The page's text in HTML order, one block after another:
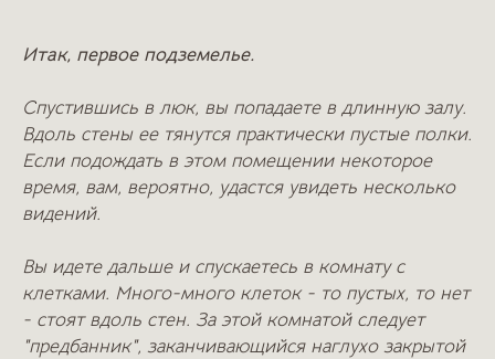
Итак, первое подземелье.
Спустившись в люк, вы попадаете в длинную залу.
Вдоль стены ее тянутся практически пустые полки.
Если подождать в этом помещении некоторое
время, вам, вероятно, удастся увидеть несколько
видений.
Вы идете дальше и спускаетесь в комнату с
клетками. Много-много клеток - то пустых, то нет
- стоят вдоль стен. За этой комнатой следует
"предбанник", заканчивающийся наглухо закрытой